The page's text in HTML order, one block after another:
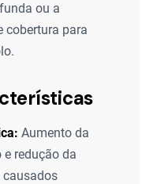
ou a
cobertura para
Aumento da
redução da
causados